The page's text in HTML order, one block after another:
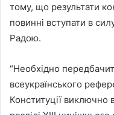
тому, що результати
повинні вступати в
Радою.
“Необхідно
всеукраїнського
Конституції виключно